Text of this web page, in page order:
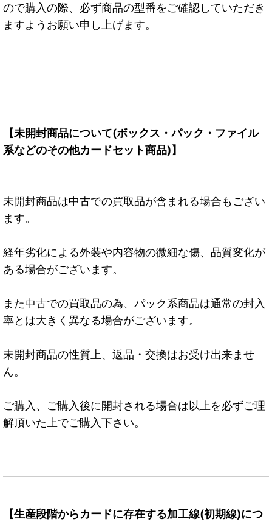
ので購入の際、必ず商品の型番をご確認していただき
ますようお願い申し上げます。
【未開封商品について(ボックス・パック・ファイル
系などのその他カードセット商品)】
未開封商品は中古での買取品が含まれる場合もござい
ます。
経年劣化による外装や内容物の微細な傷、品質変化が
ある場合がございます。
また中古での買取品の為、パック系商品は通常の封入
率とは大きく異なる場合がございます。
未開封商品の性質上、返品・交換はお受け出来ませ
ん。
ご購入、ご購入後に開封される場合は以上を必ずご理
解頂いた上でご購入下さい。
【生産段階からカードに存在する加工線(初期線)につ